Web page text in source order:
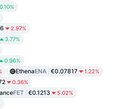
0.10%
2.97%
3.77%
0.96%
EthenaENA €0.07817 1.22%
0.36%
FET €0.1213 5.02%